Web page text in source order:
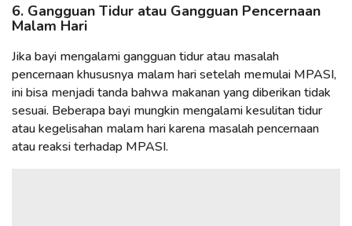
6. Gangguan Tidur atau Gangguan Pencernaan
Malam Hari
Jika bayi mengalami gangguan tidur atau masalah
pencernaan khususnya malam hari setelah memulai MPASI,
ini bisa menjadi tanda bahwa makanan yang diberikan tidak
sesuai. Beberapa bayi mungkin mengalami kesulitan tidur
atau kegelisahan malam hari karena masalah pencernaan
atau reaksi terhadap MPASI.